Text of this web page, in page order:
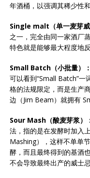
年酒桶，以强调其稀少性
Single malt （单一麦芽
之一，完全由同一家酒厂
特色就是能够最大程度地
Small Batch （小批量）：
可以看到“Small Batch”一
格的法规限定，而是生产
边（Jim Beam）就拥有
Sour Mash （酸麦芽浆）
法，指的是在发酵时加入
Mashing），这样不单单
酵，而且最终得到的基酒
不会导致最终出产的威士